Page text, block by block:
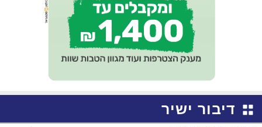
דיבור ישיר